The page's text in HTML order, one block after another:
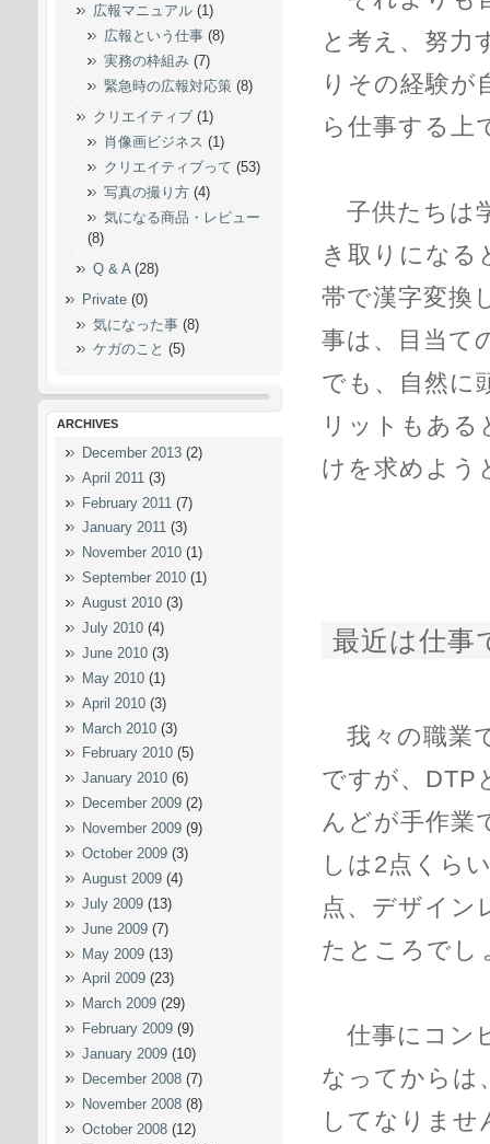
と考え、努力
りその経験が
ら仕事する上
子供たちは
き取りになる
帯で漢字変換
事は、目当て
でも、自然に
リットもある
けを求めよう
最近は仕事
我々の職業
ですが、DTP
んどが手作業
しは2点くら
点、デザイン
たところでし
仕事にコン
なってからは
してなりませ
広報マニュアル (1)
広報という仕事 (8)
実務の枠組み (7)
緊急時の広報対応策 (8)
クリエイティブ (1)
肖像画ビジネス (1)
クリエイティブって (53)
写真の撮り方 (4)
気になる商品・レビュー
(8)
Q & A (28)
Private (0)
気になった事 (8)
ケガのこと (5)
ARCHIVES
December 2013 (2)
April 2011 (3)
February 2011 (7)
January 2011 (3)
November 2010 (1)
September 2010 (1)
August 2010 (3)
July 2010 (4)
June 2010 (3)
May 2010 (1)
April 2010 (3)
March 2010 (3)
February 2010 (5)
January 2010 (6)
December 2009 (2)
November 2009 (9)
October 2009 (3)
August 2009 (4)
July 2009 (13)
June 2009 (7)
May 2009 (13)
April 2009 (23)
March 2009 (29)
February 2009 (9)
January 2009 (10)
December 2008 (7)
November 2008 (8)
October 2008 (12)